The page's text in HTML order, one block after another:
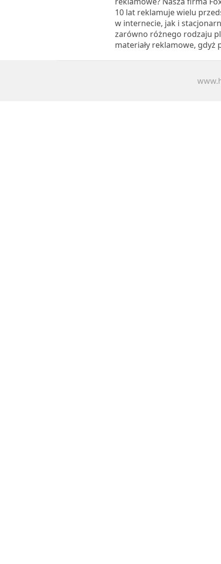
10 lat reklamuje wielu
w internecie, jak i
zarówno różnego rodzaju
materiały reklamowe, gdyż